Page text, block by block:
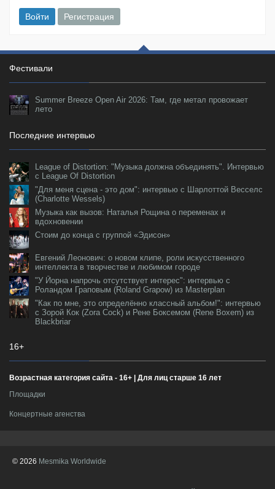
Войти Регистрация
Фестивали
Summer Breeze Open Air 2026: Там, где метал провожает
лето
Последние интервью
League of Distortion: "Музыка должна объединять". Интервью
с League Of Distortion
"Для меня сцена - это дом": интервью с Шарлоттой Весселс
(Charlotte Wessels)
Музыка как вызов: Наталья Рощина о переменах и
вдохновении
Стоим до конца с группой «Эдисон»
Евгений Леонович: о новом клипе, роли искусственного
интеллекта в творчестве и любимом городе
"У Йорна напрочь отсутствует интерес": интервью с
Роландом Граповым (Roland Grapow) из Masterplan
"Как по мне, это определённо классный альбом!": интервью
с Зорой Кок (Zora Cock) и Рене Боксемом (Rene Boxem) из
Blackbriar
16+
Возрастная категория сайта - 16+ | Для лиц старше 16 лет
Площадки
Концертные агенства
© 2026 Mesmika Worldwide